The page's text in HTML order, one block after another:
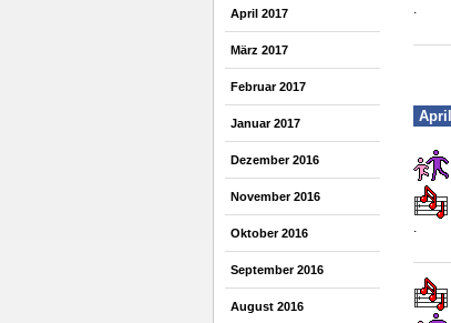
April 2017
März 2017
Februar 2017
Januar 2017
Dezember 2016
November 2016
Oktober 2016
September 2016
August 2016
.
.